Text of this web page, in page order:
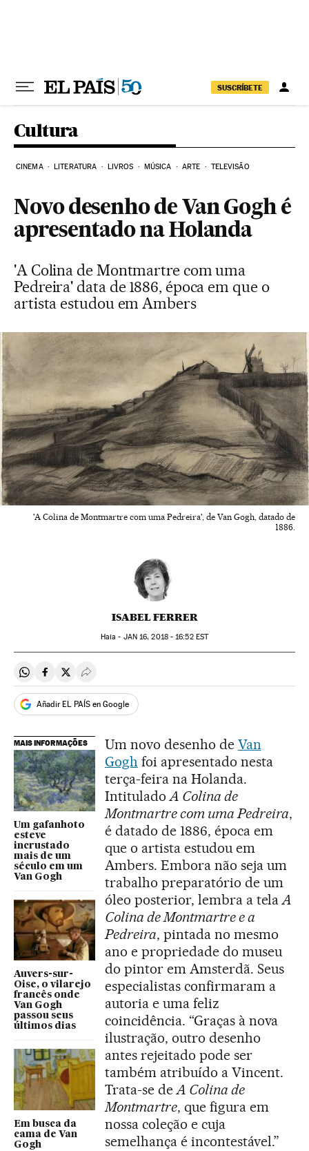
SUSCRÍBETE
Cultura
CINEMA LITERATURA LIVROS MÚSICA ARTE TELEVISÃO
Novo desenho de Van Gogh é
apresentado na Holanda
'A Colina de Montmartre com uma
Pedreira' data de 1886, época em que o
artista estudou em Ambers
'A Colina de Montmartre com uma Pedreira', de Van Gogh, datado de
1886.
ISABEL FERRER
Haia - JAN 16, 2018 - 16:52EST
Compartir en Whatsapp
Compartir en Facebook
Compartir en Twitter
Desplegar Redes Sociales
Añadir EL PAÍS en Google
MAIS INFORMAÇÕES
Um gafanhoto
esteve
incrustado
mais de um
século em um
Van Gogh
Auvers-sur-
Oise, o vilarejo
francês onde
Van Gogh
passou seus
últimos dias
Em busca da
cama de Van
Gogh
Um novo desenho de Van
Gogh foi apresentado nesta
terça-feira na Holanda.
IntituladoA Colina de
Montmartre com uma Pedreira,
é datado de 1886, época em
que o artista estudou em
Ambers. Embora não seja um
trabalho preparatório de um
óleo posterior, lembra a telaA
Colina de Montmartre e a
Pedreira, pintada no mesmo
ano e propriedade do museu
do pintor em Amsterdã. Seus
especialistas confirmaram a
autoria e uma feliz
coincidência. “Graças à nova
ilustração, outro desenho
antes rejeitado pode ser
também atribuído a Vincent.
Trata-se deA Colina de
Montmartre, que figura em
nossa coleção e cuja
semelhança é incontestável.”